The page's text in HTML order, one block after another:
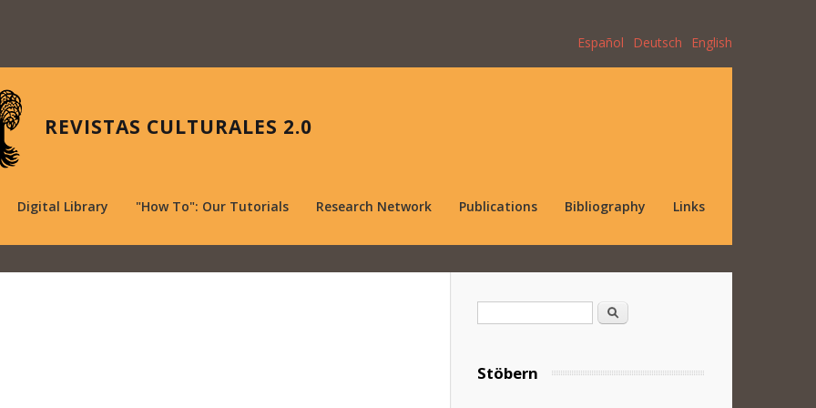
Español Deutsch English
REVISTAS CULTURALES 2.0
Digital Library "How To": Our Tutorials Research Network Publications Bibliography Links
Search
Stöbern